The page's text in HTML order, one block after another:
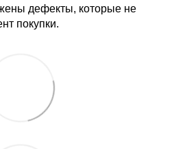
дефекты, которые не
покупки.